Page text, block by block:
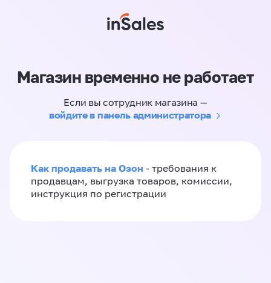
Магазин временно не работает
Если вы сотрудник магазина —
войдите в панель администратора
Как продавать на Озон - требования к
продавцам, выгрузка товаров, комиссии,
инструкция по регистрации